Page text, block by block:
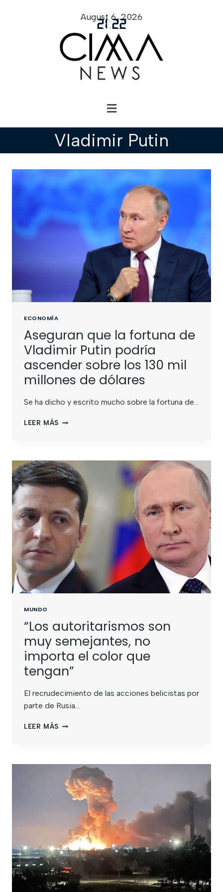
21:22
August 6, 2026
Vladimir Putin
ECONOMÍA
Aseguran que la fortuna de
Vladimir Putin podría
ascender sobre los 130 mil
millones de dólares
Se ha dicho y escrito mucho sobre la fortuna de…
LEER MÁS
MUNDO
“Los autoritarismos son
muy semejantes, no
importa el color que
tengan”
El recrudecimiento de las acciones belicistas por
parte de Rusia…
LEER MÁS